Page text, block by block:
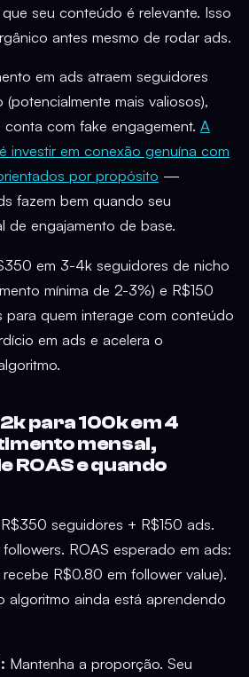
seu conteúdo é relevante. Isso
antes mesmo de rodar ads.
em ads atraem seguidores
mais valiosos),
com fake engagement. A
investir em conexão genuína com
por propósito —
fazem bem quando seu
de engajamento de base.
em 3-4k seguidores de nicho
mínima de 2-3%) e R$150
para quem interage com conteúdo
em ads e acelera o
para 100k em 4
mensal,
ROAS e quando
R$350 seguidores + R$150 ads.
followers. ROAS esperado em ads:
R$0.80 em follower value).
ainda está aprendendo
Mantenha a proporção. Seu